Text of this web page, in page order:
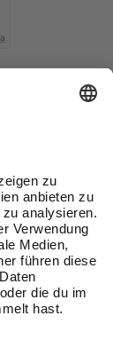
Mail-Werbung
Ich
die
die
Kaufdaten,
erhalte